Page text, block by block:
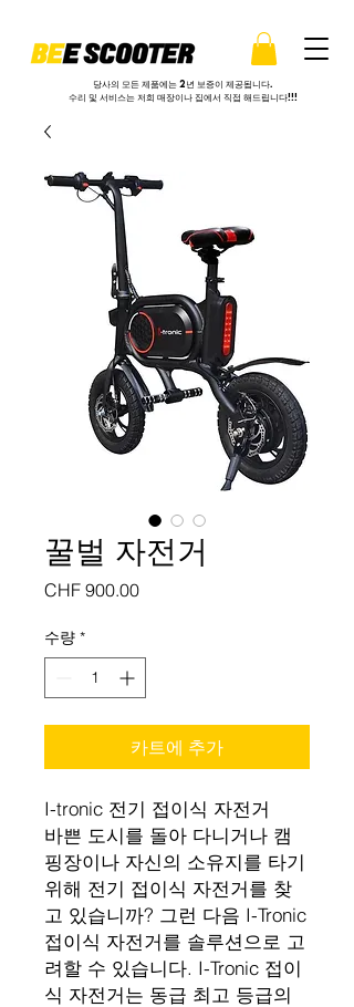
당사의 모든 제품에는 2년 보증이 제공됩니다.
수리 및 서비스는 저희 매장이나 집에서 직접 해드립니다!!!
꿀벌 자전거
CHF 900.00가
수량 *
카트에 추가
I-tronic 전기 접이식 자전거
바쁜 도시를 돌아 다니거나 캠
핑장이나 자신의 소유지를 타기
위해 전기 접이식 자전거를 찾
고 있습니까? 그런 다음 I-Tronic
접이식 자전거를 솔루션으로 고
려할 수 있습니다. I-Tronic 접이
식 자전거는 동급 최고 등급의